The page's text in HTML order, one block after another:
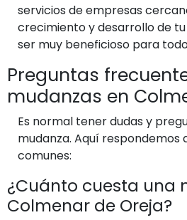
servicios de empresas
crecimiento y desarrollo de
ser muy beneficioso para
Preguntas
mudanzas en
Es normal tener dudas y
mudanza. Aquí respondemos
comunes:
¿Cuánto cuesta una
Colmenar de Oreja?